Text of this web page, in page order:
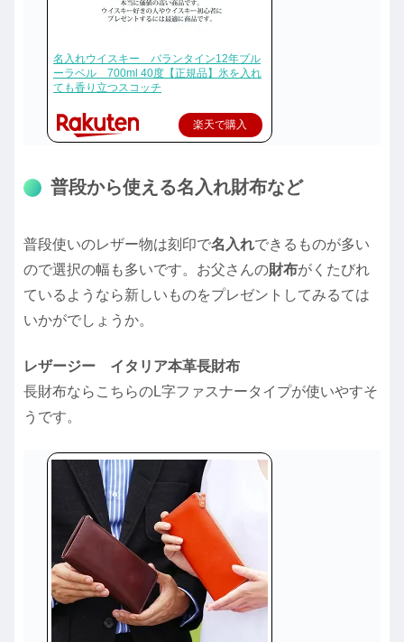
名入れウイスキー バランタイン12年ブル
ーラベル 700ml 40度【正規品】氷を入れ
ても香り立つスコッチ
楽天で購入
普段から使える名入れ財布など
普段使いのレザー物は刻印で名入れできるものが多い
ので選択の幅も多いです。お父さんの財布がくたびれ
ているようなら新しいものをプレゼントしてみるては
いかがでしょうか。
レザージー イタリア本革長財布
長財布ならこちらのL字ファスナータイプが使いやすそ
うです。